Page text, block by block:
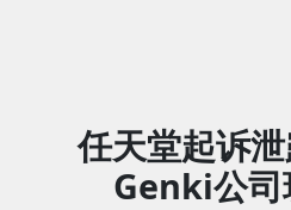
任天堂起诉
Genki公司